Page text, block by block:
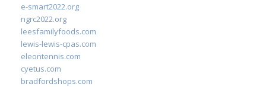
e-smart2022.org
ngrc2022.org
leesfamilyfoods.com
lewis-lewis-cpas.com
eleontennis.com
cyetus.com
bradfordshops.com